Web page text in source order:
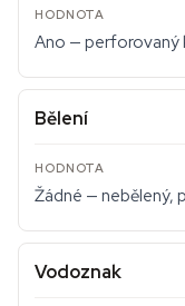
Ano — perforovaný
Bělení
Žádné — nebělený,
Vodoznak